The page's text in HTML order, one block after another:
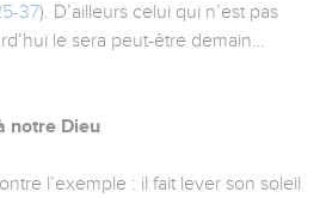
37). D’ailleurs celui qui n’est pas
le sera peut-être demain…
notre Dieu
l’exemple : il fait lever son soleil